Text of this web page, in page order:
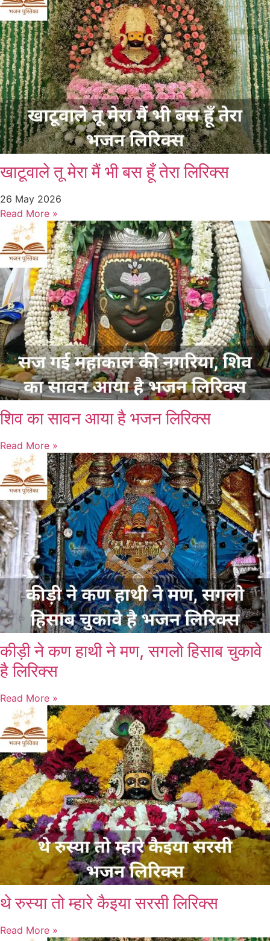
खाटूवाले तू मेरा मैं भी बस हूँ तेरा लिरिक्स
26 May 2026
Read More »
शिव का सावन आया है भजन लिरिक्स
Read More »
कीड़ी ने कण हाथी ने मण, सगलो हिसाब चुकावे
है लिरिक्स
Read More »
थे रुस्या तो म्हारे कैइया सरसी लिरिक्स
Read More »